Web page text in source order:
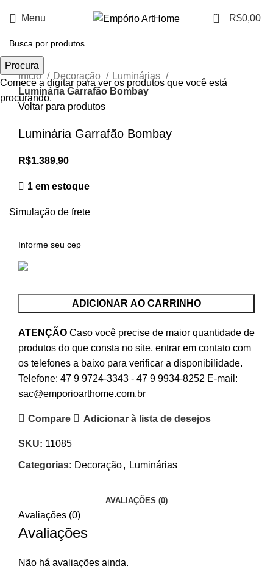
Menu 0 R$0,00
Clique para ampliar
Início
Decoração
Luminárias
Luminária Garrafão Bombay
Voltar para produtos
Luminária Garrafão Bombay
R$1.389,90
1 em estoque
Simulação de frete
ADICIONAR AO CARRINHO
ATENÇÃO Caso você precise de maior quantidade de
produtos do que consta no site, entrar em contato com
os telefones a baixo para verificar a disponibilidade.
Telefone: 47 9 9724-3343 - 47 9 9934-8252 E-mail:
sac@emporioarthome.com.br
Compare Adicionar à lista de desejos
SKU: 11085
Categorias: Decoração, Luminárias
AVALIAÇÕES (0)
Avaliações (0)
Avaliações
Não há avaliações ainda.
Procura
Comece a digitar para ver os produtos que você está
procurando.